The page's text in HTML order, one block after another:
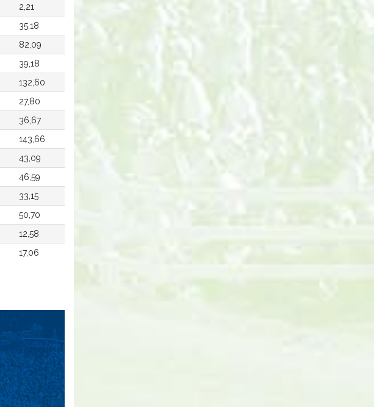
2,21
35,18
82,09
39,18
132,60
27,80
36,67
143,66
43,09
46,59
33,15
50,70
12,58
17,06